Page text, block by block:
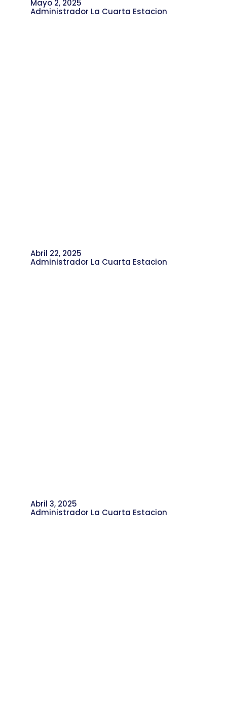
Mayo 2, 2025
Administrador La Cuarta Estacion
Abril 22, 2025
Administrador La Cuarta Estacion
Abril 3, 2025
Administrador La Cuarta Estacion